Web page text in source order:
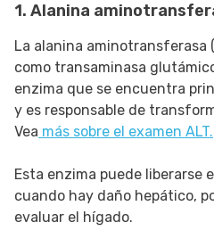
1. Alanina
La alanina aminotransferasa
como transaminasa
enzima que se encuentra
y es responsable de
Vea más sobre el examen ALT.
Esta enzima puede liberarse
cuando hay daño hepático,
evaluar el hígado.